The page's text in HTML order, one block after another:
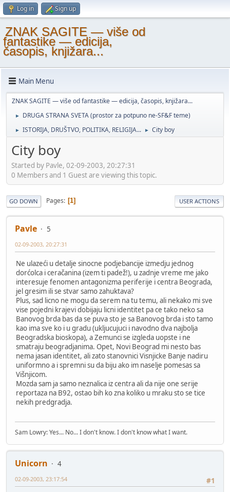
Log in Sign up
ZNAK SAGITE — više od
fantastike — edicija,
časopis, knjižara...
Main Menu
ZNAK SAGITE — više od fantastike — edicija, časopis, knjižara...
► DRUGA STRANA SVETA (prostor za potpuno ne-SF&F teme)
► ISTORIJA, DRUŠTVO, POLITIKA, RELIGIJA... ► City boy
City boy
Started by Pavle, 02-09-2003, 20:27:31
0 Members and 1 Guest are viewing this topic.
GO DOWN Pages 1 USER ACTIONS
Pavle 5
02-09-2003, 20:27:31
Ne ulazeći u detalje sinocne podjebancije izmedju jednog
dorćolca i ceračanina (izem ti padež!), u zadnje vreme me jako
interesuje fenomen antagonizma periferije i centra Beograda,
jel gresim ili se stvar samo zahuktava?
Plus, sad licno ne mogu da serem na tu temu, ali nekako mi sve
vise pojedni krajevi dobijaju licni identitet pa ce tako neko sa
Banovog brda bas da se puva sto je sa Banovog brda i sto tamo
kao ima sve ko i u gradu (ukljucujuci i navodno dva najbolja
Beogradska bioskopa), a Zemunci se izgleda uopste i ne
smatraju beogradjanima. Opet, Novi Beograd mi nesto bas
nema jasan identitet, ali zato stanovnici Visnjicke Banje nadiru
uniformno a i spremni su da biju ako im naselje pomesas sa
Višnjicom.
Mozda sam ja samo neznalica iz centra ali da nije one serije
reportaza na B92, ostao bih ko zna koliko u mraku sto se tice
nekih predgradja.
Sam Lowry: Yes... No... I don't know. I don't know what I want.
Unicorn
4
#1
02-09-2003, 23:17:54